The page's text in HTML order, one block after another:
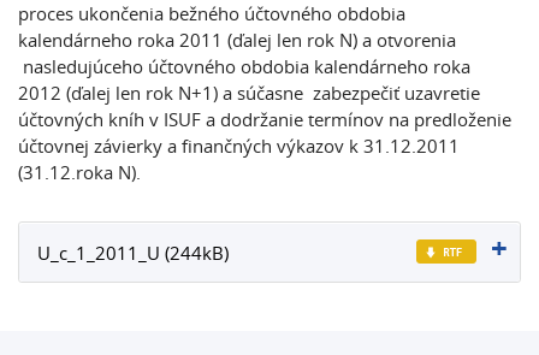
proces ukončenia bežného účtovného obdobia
kalendárneho roka 2011 (ďalej len rok N) a otvorenia
nasledujúceho účtovného obdobia kalendárneho roka
2012 (ďalej len rok N+1) a súčasne zabezpečiť uzavretie
účtovných kníh v ISUF a dodržanie termínov na predloženie
účtovnej závierky a finančných výkazov k 31.12.2011
(31.12.roka N).
U_c_1_2011_U (244kB)